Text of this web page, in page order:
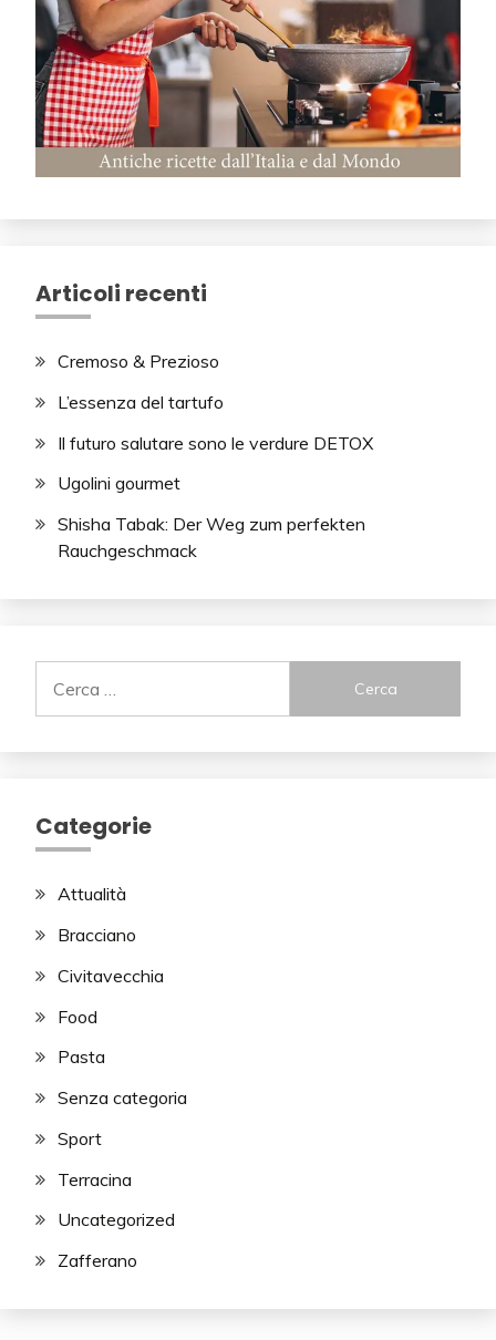
Articoli recenti
Cremoso & Prezioso
L’essenza del tartufo
Il futuro salutare sono le verdure DETOX
Ugolini gourmet
Shisha Tabak: Der Weg zum perfekten
Rauchgeschmack
per:
Categorie
Attualità
Bracciano
Civitavecchia
Food
Pasta
Senza categoria
Sport
Terracina
Uncategorized
Zafferano